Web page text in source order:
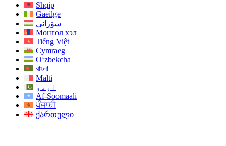
Shqip
Gaeilge
سۆرانی
Монгол хэл
Tiếng Việt
Cymraeg
O‘zbekcha
বাংলা
Malti
اردو
Af-Soomaali
ਪੰਜਾਬੀ
ქართული